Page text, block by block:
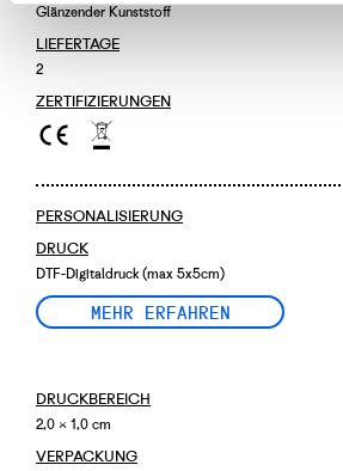
Glänzender Kunststoff
LIEFERTAGE
2
ZERTIFIZIERUNGEN
PERSONALISIERUNG
DRUCK
DTF-Digitaldruck (max 5x5cm)
MEHR ERFAHREN
DRUCKBEREICH
2,0 × 1,0 cm
VERPACKUNG